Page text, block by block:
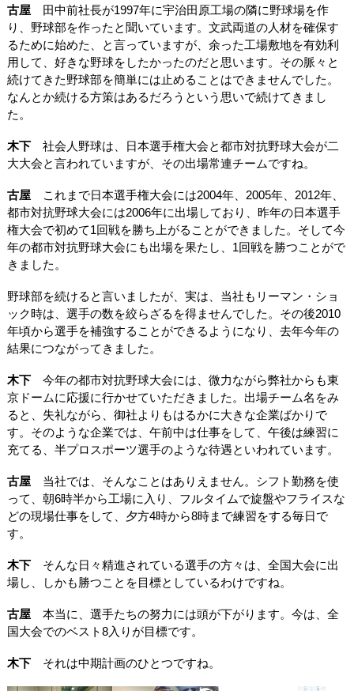
古屋田中前社長が1997年に宇治田原工場の隣に野球場を作
り、野球部を作ったと聞いています。文武両道の人材を確保す
るために始めた、と言っていますが、余った工場敷地を有効利
用して、好きな野球をしたかったのだと思います。その脈々と
続けてきた野球部を簡単には止めることはできませんでした。
なんとか続ける方策はあるだろうという思いで続けてきまし
た。
木下社会人野球は、日本選手権大会と都市対抗野球大会が二
大大会と言われていますが、その出場常連チームですね。
古屋これまで日本選手権大会には2004年、2005年、2012年、
都市対抗野球大会には2006年に出場しており、昨年の日本選手
権大会で初めて1回戦を勝ち上がることができました。そして今
年の都市対抗野球大会にも出場を果たし、1回戦を勝つことがで
きました。
野球部を続けると言いましたが、実は、当社もリーマン・ショ
ック時は、選手の数を絞らざるを得ませんでした。その後2010
年頃から選手を補強することができるようになり、去年今年の
結果につながってきました。
木下今年の都市対抗野球大会には、微力ながら弊社からも東
京ドームに応援に行かせていただきました。出場チーム名をみ
ると、失礼ながら、御社よりもはるかに大きな企業ばかりで
す。そのような企業では、午前中は仕事をして、午後は練習に
充てる、半プロスポーツ選手のような待遇といわれています。
古屋当社では、そんなことはありえません。シフト勤務を使
って、朝6時半から工場に入り、フルタイムで旋盤やフライスな
どの現場仕事をして、夕方4時から8時まで練習をする毎日で
す。
木下そんな日々精進されている選手の方々は、全国大会に出
場し、しかも勝つことを目標としているわけですね。
古屋本当に、選手たちの努力には頭が下がります。今は、全
国大会でのベスト8入りが目標です。
木下それは中期計画のひとつですね。